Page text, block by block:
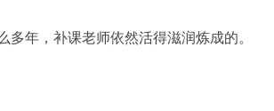
年，补课老师依然活得滋润炼成的。